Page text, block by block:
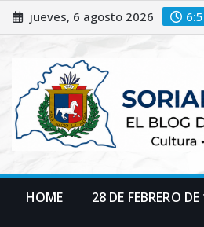
Skip
to
jueves, 6 agosto 2026
HOME 28 DE FEBRERO